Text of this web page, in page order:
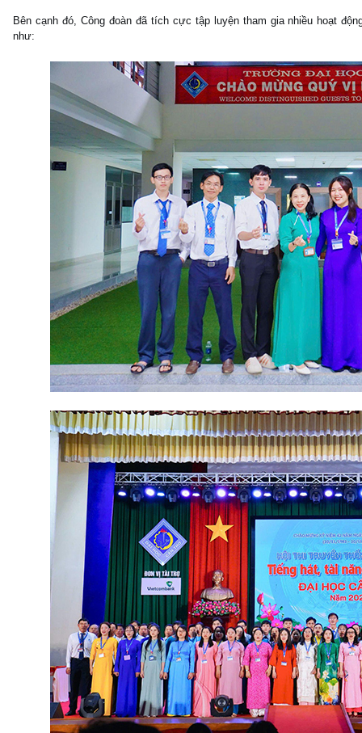
Bên cạnh đó, Công đoàn đã tích cực tập luyện tham gia nhiều hoạt
như: